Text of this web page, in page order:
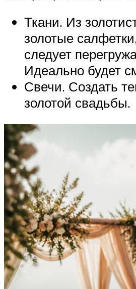
Ткани. Из
золотые
следует
Идеально будет
Свечи. Создать
золотой свадьбы.